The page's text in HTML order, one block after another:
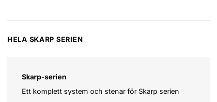
HELA SKARP SERIEN
Skarp-serien
Ett komplett system och stenar för Skarp serien